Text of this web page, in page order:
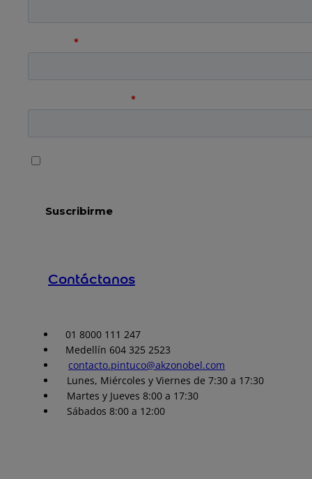
Contáctanos
01 8000 111 247
Medellín 604 325 2523
contacto.pintuco@akzonobel.com
Lunes, Miércoles y Viernes de 7:30 a 17:30
Martes y Jueves 8:00 a 17:30
Sábados 8:00 a 12:00